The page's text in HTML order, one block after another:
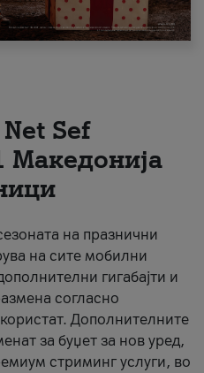
Sеf
Македонија
на празнични
на сите мобилни
гигабајти и
согласно
Дополнителните
за буџет за нов уред,
стриминг услуги, во